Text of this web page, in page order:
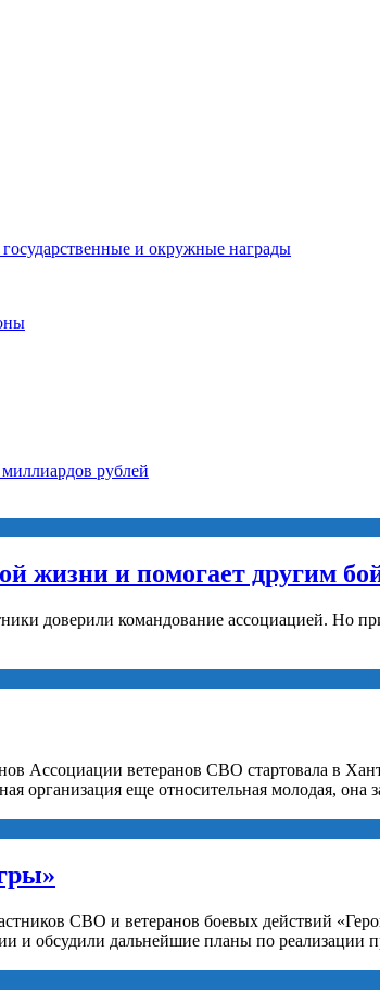
и окружные награды
рублей
жизни и помогает другим
доверили командование ассоциацией. Но
Ассоциации ветеранов СВО стартовала в
организация еще относительная молодая, она
СВО и ветеранов боевых действий
и обсудили дальнейшие планы по реализации